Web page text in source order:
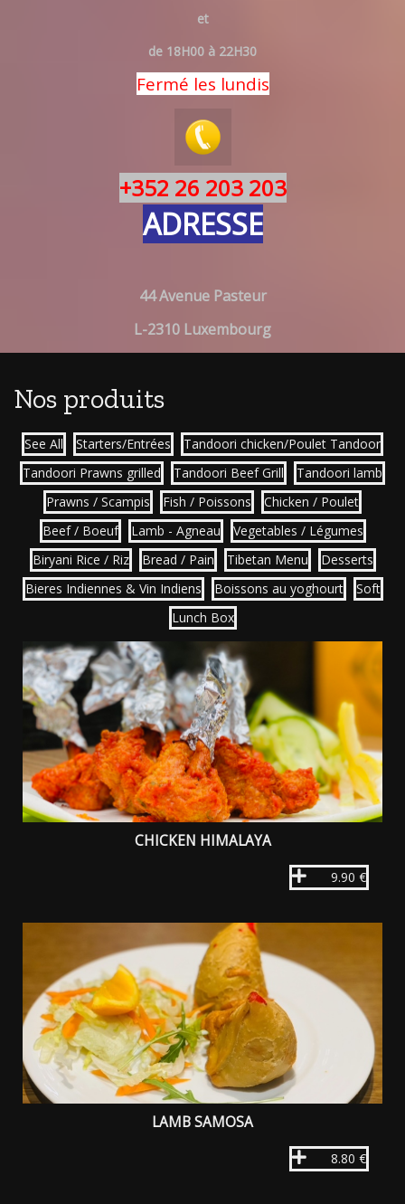
et
de 18H00 à 22H30
Fermé les lundis
+352 26 203 203
ADRESSE
44 Avenue Pasteur
L-2310 Luxembourg
Nos produits
See All Starters/Entrées
Tandoori chicken/Poulet Tandoor
Tandoori Prawns grilled
Tandoori Beef Grill
Tandoori lamb
Prawns / Scampis
Fish / Poissons
Chicken / Poulet
Beef / Boeuf
Lamb - Agneau
Vegetables / Légumes
Biryani Rice / Riz
Bread / Pain Tibetan Menu
Desserts
Bieres Indiennes & Vin Indiens
Boissons au yoghourt
Soft
Lunch Box
CHICKEN HIMALAYA
9.90 €
LAMB SAMOSA
8.80 €